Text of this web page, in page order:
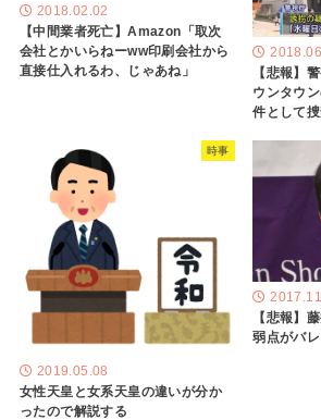
2018.02.02
【中間業者死亡】Amazon「取次
会社とかいらねーww印刷会社から
直接仕入れるわ、じゃあね」
【悲報】
ウンタウ
件として
時事
2019.05.08
女性天皇と女系天皇の違いが分か
ったので解説する
【悲報】
弱点がバ